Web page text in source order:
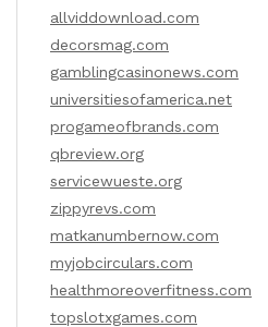
allviddownload.com
decorsmag.com
gamblingcasinonews.com
universitiesofamerica.net
progameofbrands.com
qbreview.org
servicewueste.org
zippyrevs.com
matkanumbernow.com
myjobcirculars.com
healthmoreoverfitness.com
topslotxgames.com